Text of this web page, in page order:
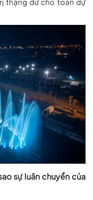
thặng dư cho toàn dự
sự luân chuyển của